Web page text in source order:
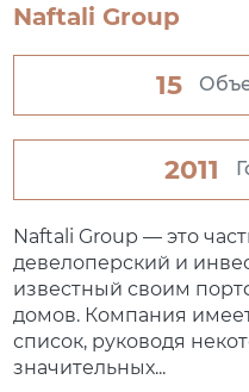
Naftali Group
15
2011
Naftali Group — это
девелоперский и
известный своим
домов. Компания
список, руководя
значительных...